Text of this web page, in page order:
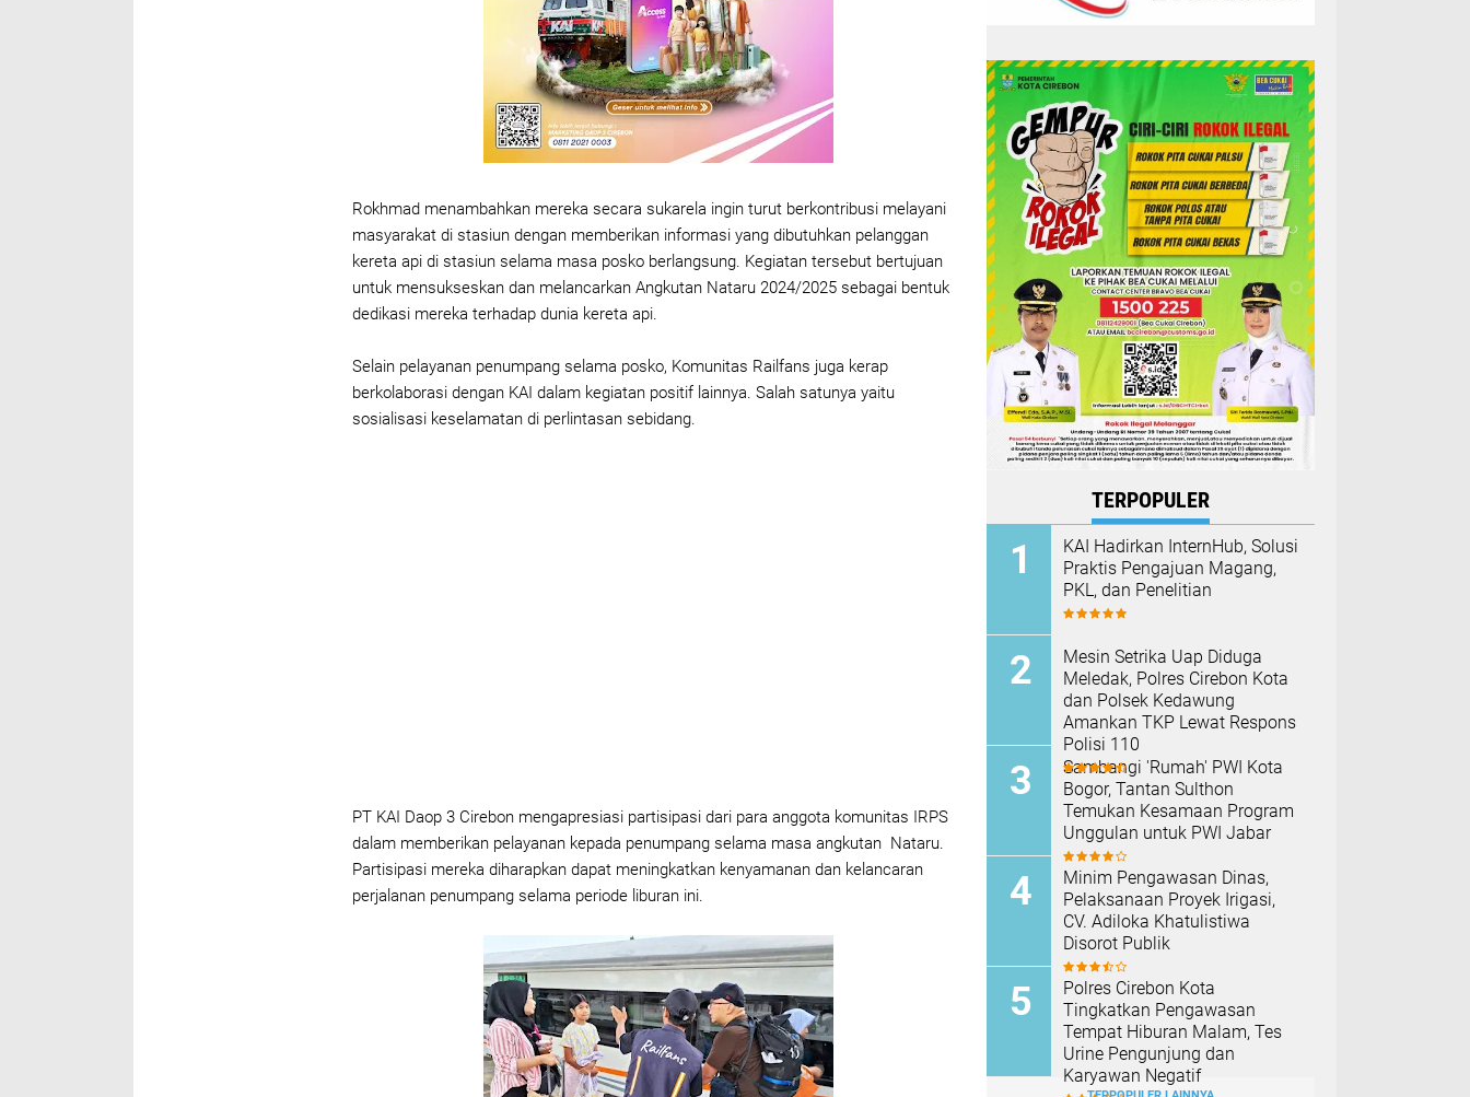
Rokhmad menambahkan mereka secara sukarela ingin turut berkontribusi melayani
masyarakat di stasiun dengan memberikan informasi yang dibutuhkan pelanggan
kereta api di stasiun selama masa posko berlangsung. Kegiatan tersebut bertujuan
untuk mensukseskan dan melancarkan Angkutan Nataru 2024/2025 sebagai bentuk
dedikasi mereka terhadap dunia kereta api.
Selain pelayanan penumpang selama posko, Komunitas Railfans juga kerap
berkolaborasi dengan KAI dalam kegiatan positif lainnya. Salah satunya yaitu
sosialisasi keselamatan di perlintasan sebidang.
PT KAI Daop 3 Cirebon mengapresiasi partisipasi dari para anggota komunitas IRPS
dalam memberikan pelayanan kepada penumpang selama masa angkutan Nataru.
Partisipasi mereka diharapkan dapat meningkatkan kenyamanan dan kelancaran
perjalanan penumpang selama periode liburan ini.
TERPOPULER
KAI Hadirkan InternHub, Solusi
Praktis Pengajuan Magang,
PKL, dan Penelitian
Mesin Setrika Uap Diduga
Meledak, Polres Cirebon Kota
dan Polsek Kedawung
Amankan TKP Lewat Respons
Polisi 110
Sambangi 'Rumah' PWI Kota
Bogor, Tantan Sulthon
Temukan Kesamaan Program
Unggulan untuk PWI Jabar
Minim Pengawasan Dinas,
Pelaksanaan Proyek Irigasi,
CV. Adiloka Khatulistiwa
Disorot Publik
Polres Cirebon Kota
Tingkatkan Pengawasan
Tempat Hiburan Malam, Tes
Urine Pengunjung dan
Karyawan Negatif